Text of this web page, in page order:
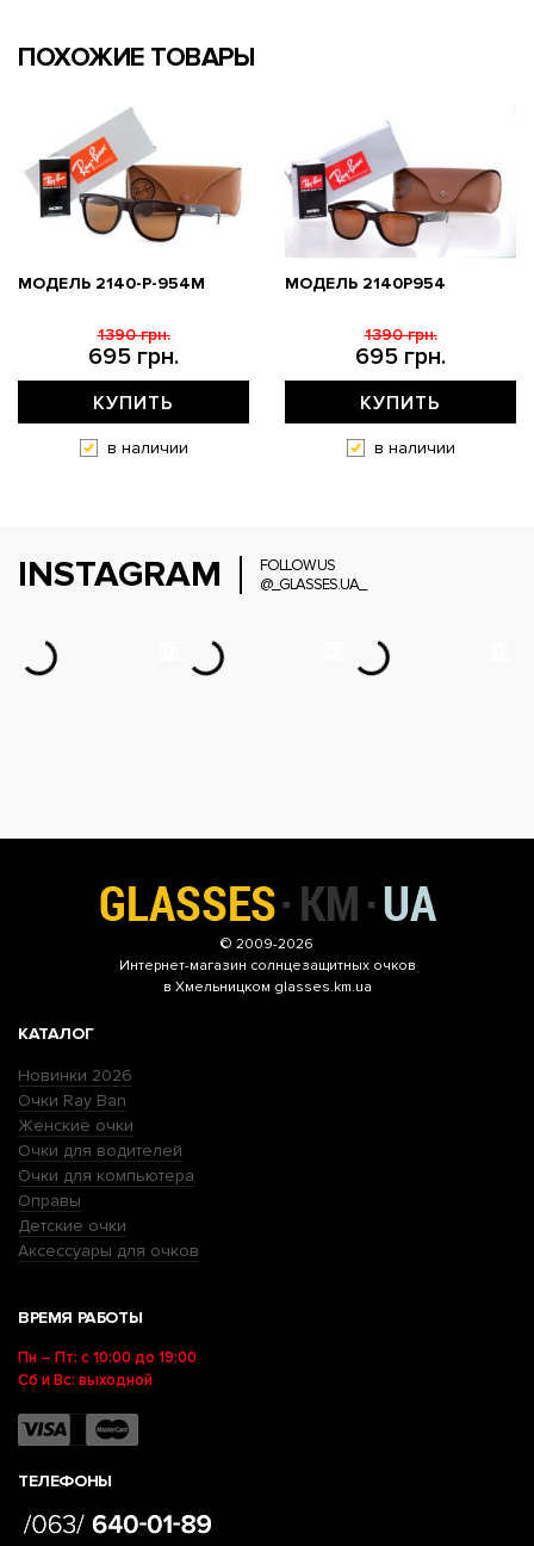
ПОХОЖИЕ ТОВАРЫ
МОДЕЛЬ 2140-P-954M
695 грн.
1390 грн.
КУПИТЬ
в наличии
МОДЕЛЬ 2140P954
695 грн.
1390 грн.
КУПИТЬ
в наличии
INSTAGRAM
FOLLOW US
@_GLASSES.UA_
© 2009-2026
Интернет-магазин солнцезащитных очков
в Хмельницком glasses.km.ua
КАТАЛОГ
Новинки 2026
Очки Ray Ban
Женские очки
Очки для водителей
Очки для компьютера
Оправы
Детские очки
Аксессуары для очков
ВРЕМЯ РАБОТЫ
Пн – Пт: с 10:00 до 19:00
Сб и Вс: выходной
ТЕЛЕФОНЫ